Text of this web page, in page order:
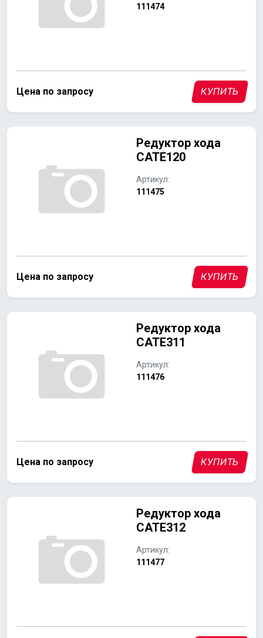
111474
Цена по запросу КУПИТЬ
Редуктор хода
CATE120
Артикул:
111475
Цена по запросу КУПИТЬ
Редуктор хода
CATE311
Артикул:
111476
Цена по запросу КУПИТЬ
Редуктор хода
CATE312
Артикул:
111477